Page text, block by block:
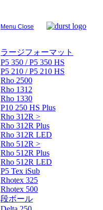
Menu Close
ラージフォーマット
P5 350 / P5 350 HS
P5 210 / P5 210 HS
Rho 2500
Rho 1312
Rho 1330
P10 250 HS Plus
Rho 312R >
Rho 312R Plus
Rho 312R LED
Rho 512R >
Rho 512R Plus
Rho 512R LED
P5 Tex iSub
Rhotex 325
Rhotex 500
段ボール